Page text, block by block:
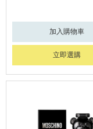
加入購物車
立即選購